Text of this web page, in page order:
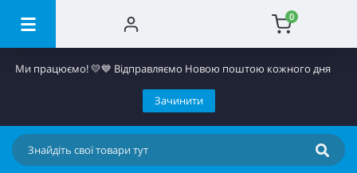
0
Ми працюємо! 💛​💙 Відправляємо Новою поштою кожного дня
Зачинити